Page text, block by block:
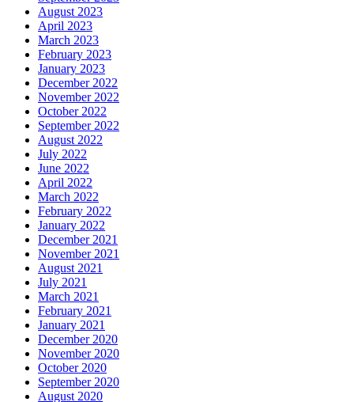
August 2023
April 2023
March 2023
February 2023
January 2023
December 2022
November 2022
October 2022
September 2022
August 2022
July 2022
June 2022
April 2022
March 2022
February 2022
January 2022
December 2021
November 2021
August 2021
July 2021
March 2021
February 2021
January 2021
December 2020
November 2020
October 2020
September 2020
August 2020